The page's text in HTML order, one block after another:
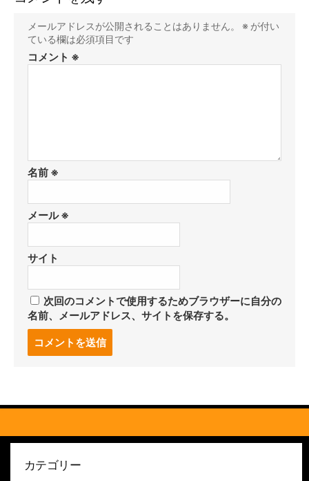
メールアドレスが公開されることはありません。 ※ が付い
ている欄は必須項目です
コメント ※
名前 ※
メール※
サイト
次回のコメントで使用するためブラウザーに自分の
名前、メールアドレス、サイトを保存する。
る
カテゴリー